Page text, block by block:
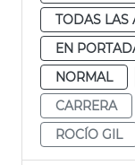
TODAS LAS
EN
NORMAL
CARRERA
ROCÍO GIL